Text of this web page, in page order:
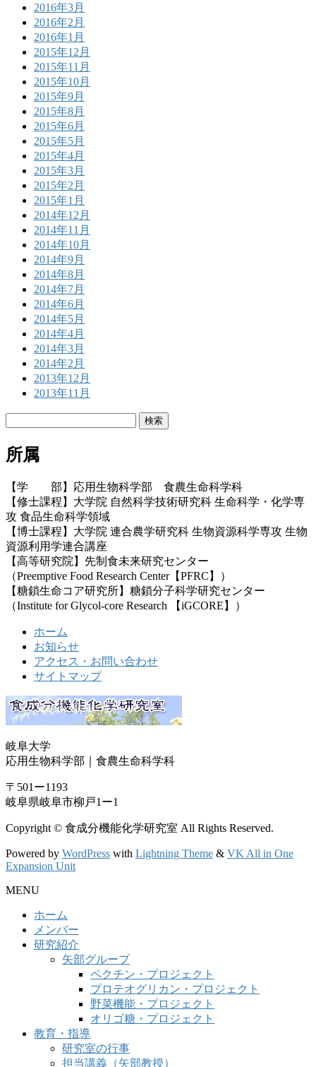
2016年3月
2016年2月
2016年1月
2015年12月
2015年11月
2015年10月
2015年9月
2015年8月
2015年6月
2015年5月
2015年4月
2015年3月
2015年2月
2015年1月
2014年12月
2014年11月
2014年10月
2014年9月
2014年8月
2014年7月
2014年6月
2014年5月
2014年4月
2014年3月
2014年2月
2013年12月
2013年11月
所属
【学 部】応用生物科学部 食農生命科学科
【修士課程】大学院 自然科学技術研究科 生命科学・化学専
攻 食品生命科学領域
【博士課程】大学院 連合農学研究科 生物資源科学専攻 生物
資源利用学連合講座
【高等研究院】先制食未来研究センター
（Preemptive Food Research Center【PFRC】）
【糖鎖生命コア研究所】糖鎖分子科学研究センター
（Institute for Glycol-core Research 【iGCORE】）
ホーム
お知らせ
アクセス・お問い合わせ
サイトマップ
岐阜大学
応用生物科学部｜食農生命科学科
〒501ー1193
岐阜県岐阜市柳戸1ー1
Copyright © 食成分機能化学研究室 All Rights Reserved.
Powered by WordPress with Lightning Theme & VK All in One
Expansion Unit
MENU
ホーム
メンバー
研究紹介
矢部グループ
ペクチン・プロジェクト
プロテオグリカン・プロジェクト
野菜機能・プロジェクト
オリゴ糖・プロジェクト
教育・指導
研究室の行事
担当講義（矢部教授）